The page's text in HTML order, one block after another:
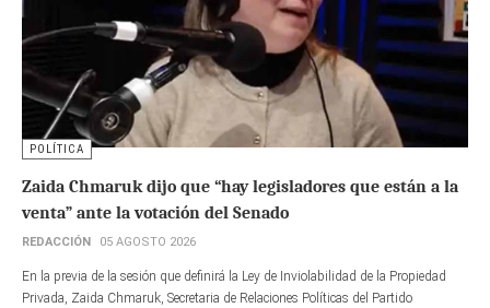
POLÍTICA
Zaida Chmaruk dijo que “hay legisladores que están a la
venta” ante la votación del Senado
REDACCIÓN 05 AGOSTO 2026
En la previa de la sesión que definirá la Ley de Inviolabilidad de la Propiedad
Privada, Zaida Chmaruk, Secretaria de Relaciones Políticas del Partido